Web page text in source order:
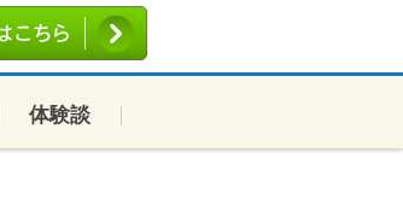
体験談